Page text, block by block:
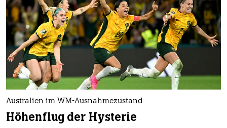
Australien im WM-Ausnahmezustand
Höhenflug der Hysterie